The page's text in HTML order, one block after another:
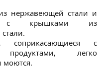
нержавеющей стали и
с крышками из
соприкасающиеся с
легко
моются.